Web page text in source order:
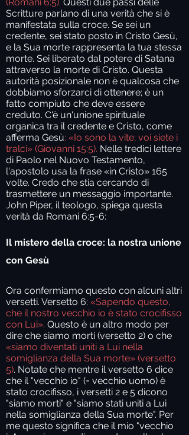
Scritture parlano di una verità che si è
manifestata sulla croce. Se sei un
credente, sei stato posto in Cristo Gesù,
e la Sua morte rappresenta la tua stessa
morte. Sei liberato dal potere di Satana
attraverso la morte di Cristo. Questa
autorità posizionale non è qualcosa che
dobbiamo sforzarci di ottenere; è un
fatto compiuto che deve essere
creduto. C'è un'unione spirituale
organica tra il credente e Cristo, come
afferma Gesù: «Io sono la vite; voi siete i
tralci» (Giovanni 15:5). Nelle tredici lettere
di Paolo nel Nuovo Testamento,
l'apostolo usa la frase «in Cristo» 165
volte. Credo che stia cercando di
trasmettere un messaggio importante.
John Piper, il teologo, spiega questa
verità da Romani 6:5-6:
Il mistero della croce: la nostra unione
con Gesù
Ora confermiamo questo con alcuni altri
versetti. Versetto 6: «Sapendo questo,
che il nostro vecchio io è stato crocifisso
con Lui». Questo è un altro modo per
dire che siamo morti (versetto 2) o che
«siamo diventati uniti a Lui nella
somiglianza della Sua morte» (versetto
5). Notate che mentre il versetto 6 dice
che il "vecchio io" (= vecchio uomo) è
stato crocifisso, i versetti 2 e 5 dicono
"siamo morti" e "siamo stati uniti a Lui
nella somiglianza della Sua morte". Per
me questo significa che il mio "vecchio